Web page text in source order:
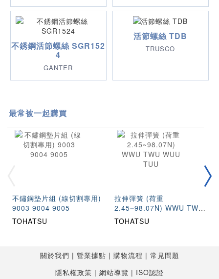
不銹鋼活節螺絲 SGR152
4
GANTER
活節螺絲 TDB
TRUSCO
最常被一起購買
不鏽鋼墊片組 (線切割專用)
9003 9004 9005
TOHATSU
拉伸彈簧 (荷重
2.45~98.07N) WWU TWU
WUU TUU
TOHATSU
關於我們 營業據點 購物流程
常見問題
隱私權政策
網站導覽 ISO認證